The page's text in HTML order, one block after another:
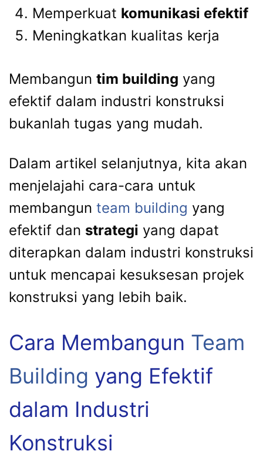
Memperkuat komunikasi efektif
Meningkatkan kualitas kerja
Membangun tim building yang
efektif dalam industri konstruksi
bukanlah tugas yang mudah.
Dalam artikel selanjutnya, kita akan
menjelajahi cara-cara untuk
membangun team building yang
efektif dan strategi yang dapat
diterapkan dalam industri konstruksi
untuk mencapai kesuksesan projek
konstruksi yang lebih baik.
Cara Membangun Team
Building yang Efektif
dalam Industri
Konstruksi